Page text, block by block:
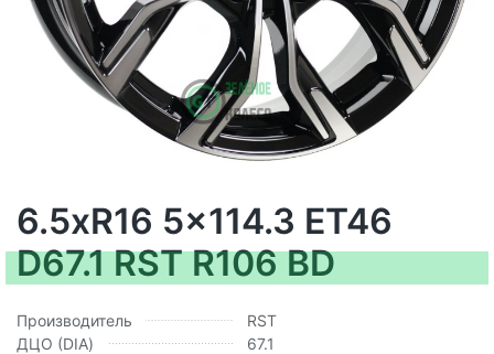
6.5xR16 5x114.3 ET46
D67.1 RST R106 BD
Производитель
RST
ДЦО (DIA)
67.1